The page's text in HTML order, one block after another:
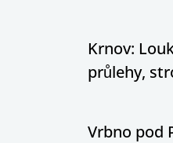
Krnov:
průlehy,
Vrbno pod